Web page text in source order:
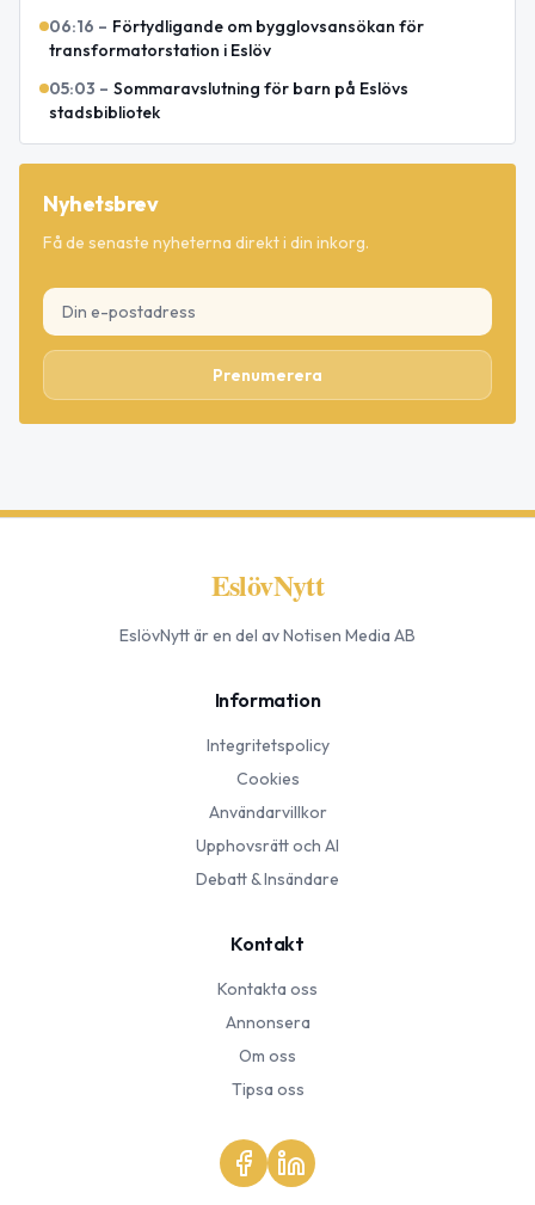
06:16 – Förtydligande om bygglovsansökan för
transformatorstation i Eslöv
05:03 – Sommaravslutning för barn på Eslövs
stadsbibliotek
Nyhetsbrev
Få de senaste nyheterna direkt i din inkorg.
Prenumerera
EslövNytt
EslövNyttär en del av Notisen Media AB
Information
Integritetspolicy
Cookies
Användarvillkor
Upphovsrätt och AI
Debatt & Insändare
Kontakt
Kontakta oss
Annonsera
Om oss
Tipsa oss